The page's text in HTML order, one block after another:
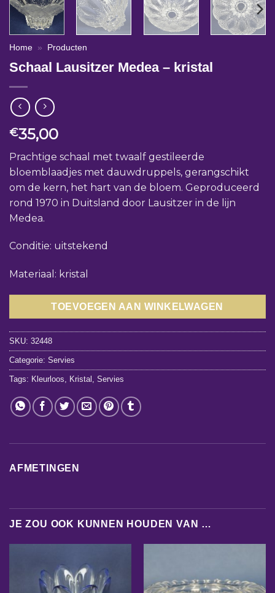
Home » Producten
Schaal Lausitzer Medea – kristal
€35,00
Prachtige schaal met twaalf gestileerde
bloemblaadjes met dauwdruppels, gerangschikt
om de kern, het hart van de bloem. Geproduceerd
rond 1970 in Duitsland door Lausitzer in de lijn
Medea.
Conditie: uitstekend
Materiaal: kristal
TOEVOEGEN AAN WINKELWAGEN
SKU: 32448
Categorie: Servies
Tags: Kleurloos Kristal Servies
AFMETINGEN
JE ZOU OOK KUNNEN HOUDEN VAN …